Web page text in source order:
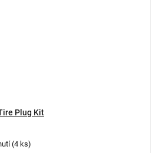
Plug Kit
(4 ks)